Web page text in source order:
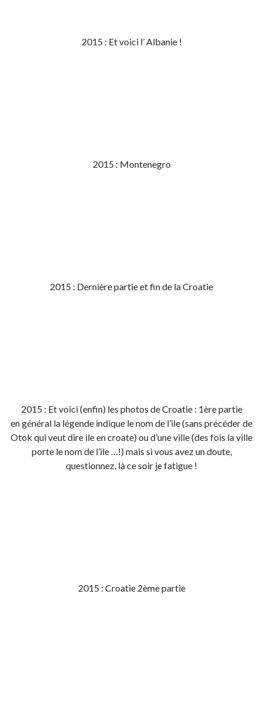
2015 : Et voici l’ Albanie !
2015 : Montenegro
2015 : Dernière partie et fin de la Croatie
2015 : Et voici (enfin) les photos de Croatie : 1ère partie
en général la légende indique le nom de l’ile (sans précéder de
Otok qui veut dire ile en croate) ou d’une ville (des fois la ville
porte le nom de l’ile …!) mais si vous avez un doute,
questionnez, là ce soir je fatigue !
2015 : Croatie 2ème partie